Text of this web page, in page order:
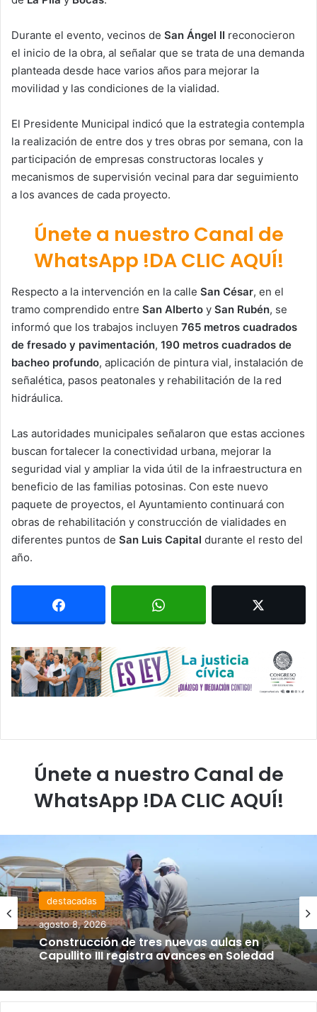
Durante el evento, vecinos de San Ángel II reconocieron
el inicio de la obra, al señalar que se trata de una demanda
planteada desde hace varios años para mejorar la
movilidad y las condiciones de la vialidad.
El Presidente Municipal indicó que la estrategia contempla
la realización de entre dos y tres obras por semana, con la
participación de empresas constructoras locales y
mecanismos de supervisión vecinal para dar seguimiento
a los avances de cada proyecto.
Únete a nuestro Canal de
WhatsApp !DA CLIC AQUÍ!
Respecto a la intervención en la calle San César, en el
tramo comprendido entre San Alberto y San Rubén, se
informó que los trabajos incluyen 765 metros cuadrados
de fresado y pavimentación, 190 metros cuadrados de
bacheo profundo, aplicación de pintura vial, instalación de
señalética, pasos peatonales y rehabilitación de la red
hidráulica.
Las autoridades municipales señalaron que estas acciones
buscan fortalecer la conectividad urbana, mejorar la
seguridad vial y ampliar la vida útil de la infraestructura en
beneficio de las familias potosinas. Con este nuevo
paquete de proyectos, el Ayuntamiento continuará con
obras de rehabilitación y construcción de vialidades en
diferentes puntos de San Luis Capital durante el resto del
año.
Únete a nuestro Canal de
WhatsApp !DA CLIC AQUÍ!
destacadas
agosto 8, 2026
Construcción de tres nuevas aulas en
Capullito III registra avances en Soledad